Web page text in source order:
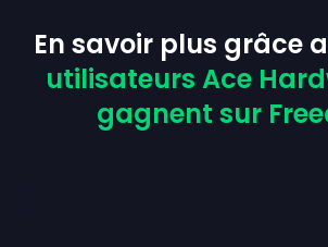
En savoir plus grâce
utilisateurs Ace
gagnent sur